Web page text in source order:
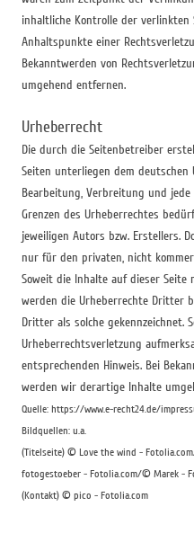
inhaltliche Kontrolle der
Anhaltspunkte einer
Bekanntwerden von
umgehend entfernen.
Urheberrecht
Die durch die Seitenbetreiber
Seiten unterliegen dem deutschen
Bearbeitung, Verbreitung und
Grenzen des Urheberrechtes
jeweiligen Autors bzw. Erstellers.
nur für den privaten, nicht
Soweit die Inhalte auf dieser
werden die Urheberrechte Dritter
Dritter als solche gekennzeichnet.
Urheberrechtsverletzung
entsprechenden Hinweis. Bei
werden wir derartige Inhalte
Quelle: https://www.e-recht24.de/
Bildquellen: u.a.
(Titelseite) © Love the wind -
fotogestoeber - Fotolia.com/© Marek -
(Kontakt) © pico - Fotolia.com